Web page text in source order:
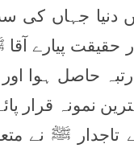
دنیا جہاں کی
حقیقت پیارے
حاصل ہوا
نمونہ قرار
تاجدار ﷺ نے